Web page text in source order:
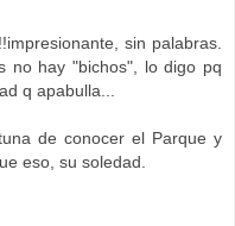
sin palabras.
no hay "bichos", lo digo pq
q apabulla...
de conocer el Parque y
eso, su soledad.